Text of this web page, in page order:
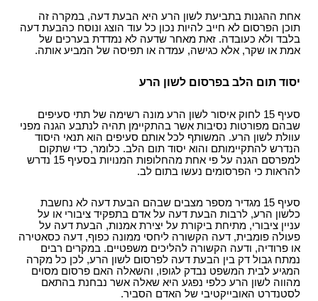
בחירת זכויות לפי חוק הביטוח הלאומי או לפי חוק
הנכים?
צליפת שוט, פגיעות ראש, זעזוע מוח, פגיעה נפשית
דירוג עורכי דין - פרסום עורכי דין בחינם באינטרנט !
אחת ההגנות בתביעת לשון הרע היא הבעת דעה, במקרה זה
תוכן הפרסום לא חייב להיות נכון כל עוד הוצג ונוסח כהבעת דעה
בלבד ולא כעובדה. זאת מאחר שדעה לא נמדדת בערכים של
אמת או שקר, אלא כגישה, עמדה או תפיסה של המביע אותה.
יסוד תום הלב בפרסום לשון הרע
סעיף 15 לחוק איסור לשון הרע מונה רשימה של תתי סעיפים
שבהם מפורטות נסיבות אשר בהתקיימן תהיה לנתבע הגנה מפני
עוולת לשון הרע. המשותף לכל אותם סעיפים הוא תנאי היסוד
הנדרש להתקיימותם והוא יסוד תום הלב. כלומר, כדי שתקום
למפרסם הגנה על פי אחת מהחלופות המנויות בסעיף 15 נדרש
להראות כי הפרסומים נעשו בתום לב.
סעיף 15 מגדיר מספר מצבים שבהם הבעת דעה לא נחשבת
כלשון הרע, לרבות הבעת דעה על אדם בתפקיד ציבורי או על
עניין ציבורי, מתיחת ביקורת על יצירת אמנות, הבעת דעה על
פעולה פומבית, דעה הקשורה ליחסי ממונה כפוף, דעה כסאטירה
או פרודיה, ודעה הקשורה להליכים משפטיים. במקרים רבים
נמתח גבול דק בין הבעת דעה לפרסום לשון הרע, לכן כל מקרה
המגיע לבית המשפט נבדק לגופו, והשאלה האם פרסום מסוים
מהווה לשון הרע כלפי נפגע היא שאלה אשר נבחנת בהתאם
לסטנדרט האובייקטיבי של האדם הסביר.